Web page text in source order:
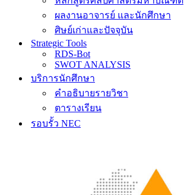
ผลงานอาจารย์ และนักศึกษา
ศิษย์เก่าและปัจจุบัน
Strategic Tools
RDS-Bot
SWOT ANALYSIS
บริการนักศึกษา
คำอธิบายรายวิชา
ตารางเรียน
รอบรั้ว NEC